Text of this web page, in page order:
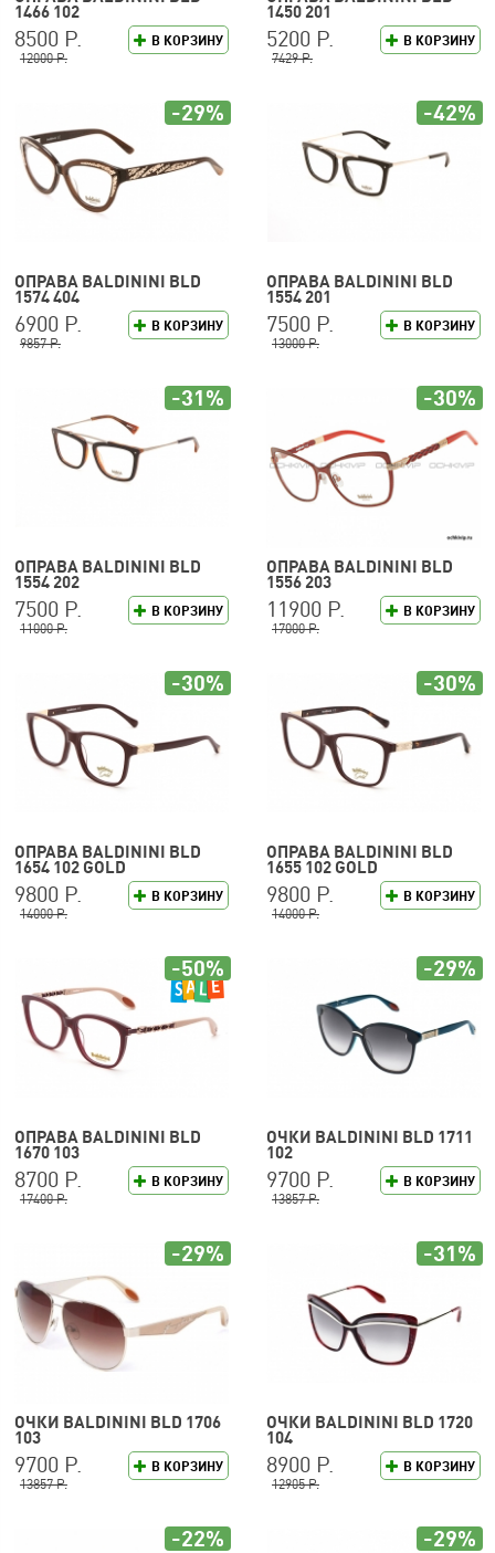
1466 102
В КОРЗИНУ
8500 Р.
12000 Р.
1450 201
В КОРЗИНУ
5200 Р.
7429 Р.
ОПРАВА BALDININI BLD
1574 404
В КОРЗИНУ
6900 Р.
9857 Р.
-29%
ОПРАВА BALDININI BLD
1554 201
В КОРЗИНУ
7500 Р.
13000 Р.
-42%
ОПРАВА BALDININI BLD
1554 202
В КОРЗИНУ
7500 Р.
11000 Р.
-31%
ОПРАВА BALDININI BLD
1556 203
В КОРЗИНУ
11900 Р.
17000 Р.
-30%
ОПРАВА BALDININI BLD
1654 102 GOLD
В КОРЗИНУ
9800 Р.
14000 Р.
-30%
ОПРАВА BALDININI BLD
1655 102 GOLD
В КОРЗИНУ
9800 Р.
14000 Р.
-30%
ОПРАВА BALDININI BLD
1670 103
В КОРЗИНУ
8700 Р.
17400 Р.
-50%
ОЧКИ BALDININI BLD 1711
102
В КОРЗИНУ
9700 Р.
13857 Р.
-29%
ОЧКИ BALDININI BLD 1706
103
В КОРЗИНУ
9700 Р.
13857 Р.
-29%
ОЧКИ BALDININI BLD 1720
104
В КОРЗИНУ
8900 Р.
12905 Р.
-31%
-22% -29%